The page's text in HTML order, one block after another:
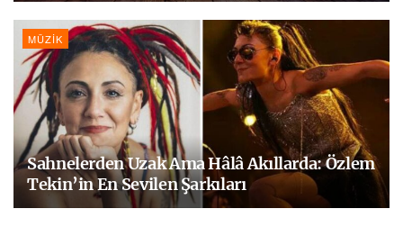
MÜZIK
Sahnelerden Uzak Ama Hâlâ Akıllarda: Özlem
Tekin’in En Sevilen Şarkıları